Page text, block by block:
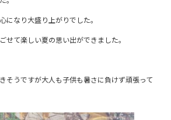
になり大盛り上がりでした。
せて楽しい夏の思い出ができました。
そうですが大人も子供も暑さに負けず頑張って